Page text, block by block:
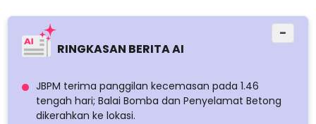
RINGKASAN BERITA AI
−
JBPM terima panggilan kecemasan pada 1.46
tengah hari; Balai Bomba dan Penyelamat Betong
dikerahkan ke lokasi.